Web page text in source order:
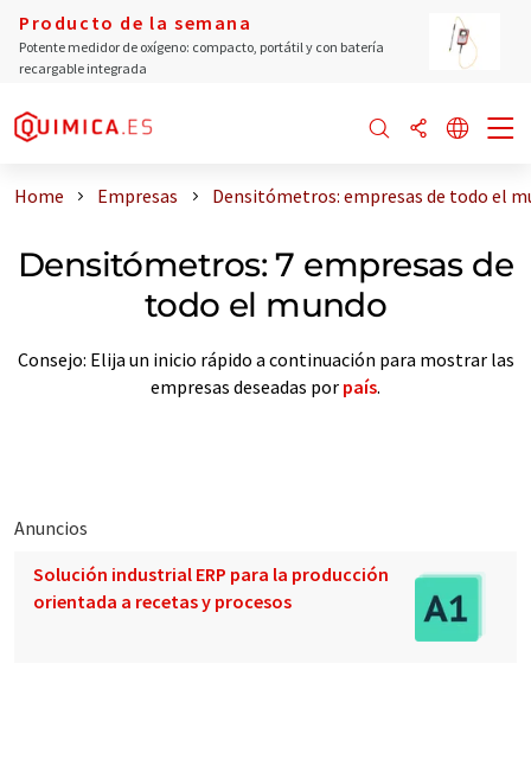
Producto de la semana
Potente medidor de oxígeno: compacto, portátil y con batería
recargable integrada
Home Empresas Densitómetros: empresas de todo el
Densitómetros: 7 empresas de
todo el mundo
Consejo: Elija un inicio rápido a continuación para mostrar las
empresas deseadas por país.
Anuncios
Solución industrial ERP para la producción
orientada a recetas y procesos